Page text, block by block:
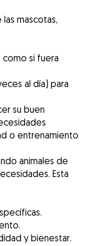
mascotas,
como si fuera
al día) para
su buen
o entrenamiento
animales de
Esta
y bienestar.